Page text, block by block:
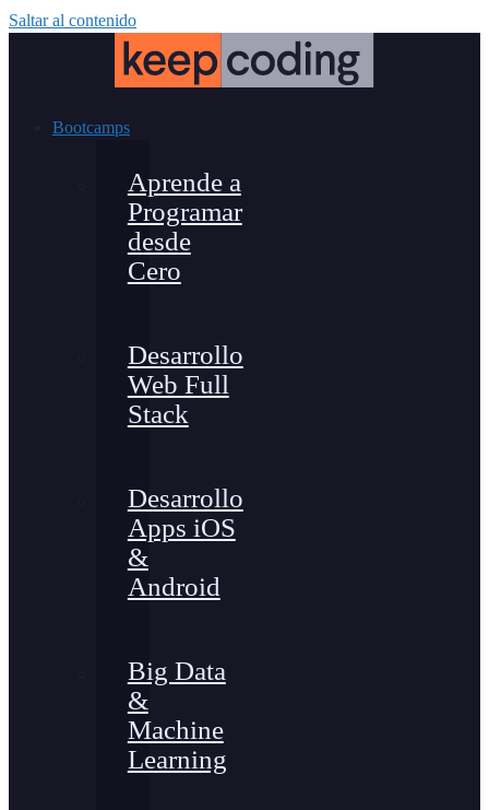
Saltar al contenido
Bootcamps
Aprende a
Programar
desde
Cero
Desarrollo
Web Full
Stack
Desarrollo
Apps iOS
&
Android
Big Data
&
Machine
Learning